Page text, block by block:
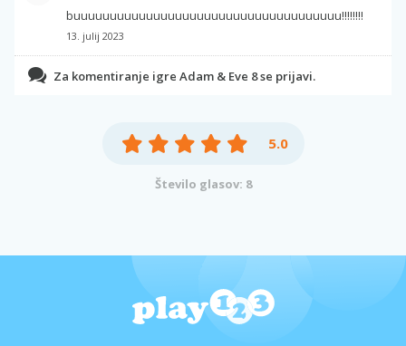
buuuuuuuuuuuuuuuuuuuuuuuuuuuuuuuuuuuuu!!!!!!!!
13. julij 2023
Za komentiranje igre Adam & Eve 8 se prijavi.
5.0
Število glasov: 8